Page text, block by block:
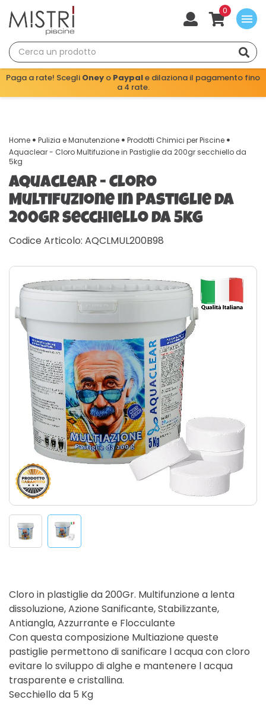
0
menu
Paga a rate! Scegli Oney o Paypale dilaziona il pagamento fino
a 4 rate.
Home Pulizia e Manutenzione
Prodotti Chimici per Piscine
Aquaclear - Cloro Multifuzione in Pastiglie da 200gr secchiello da
5kg
Aquaclear - Cloro
Multifuzione in Pastiglie da
200gr secchiello da 5kg
Codice Articolo: AQCLMUL200B98
Cloro in plastiglie da 200Gr. Multifunzione a lenta
dissoluzione, Azione Sanificante, Stabilizzante,
Antiangla, Azzurrante e Flocculante
Con questa composizione Multiazione queste
pastiglie permettono di sanificare l acqua con cloro
evitare lo sviluppo di alghe e mantenere l acqua
trasparente e cristallina.
Secchiello da 5 Kg